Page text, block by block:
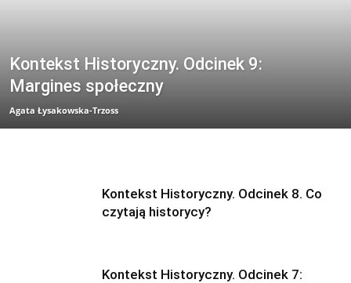
Kontekst Historyczny. Odcinek 9:
Margines społeczny
Agata Łysakowska-Trzoss
Kontekst Historyczny. Odcinek 8. Co
czytają historycy?
Kontekst Historyczny. Odcinek 7: